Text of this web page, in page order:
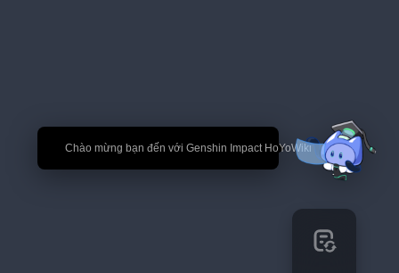
🎉 Chào mừng bạn đến với Genshin Impact HoYoWiki